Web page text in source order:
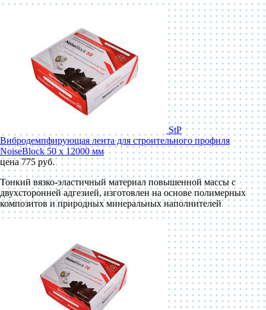
StP
Вибродемпфирующая лента для строительного профиля
NoiseBlock 50 x 12000 мм
цена 775 руб.
Тонкий вязко-эластичный материал повышенной массы с
двухсторонней адгезией, изготовлен на основе полимерных
композитов и природных минеральных наполнителей